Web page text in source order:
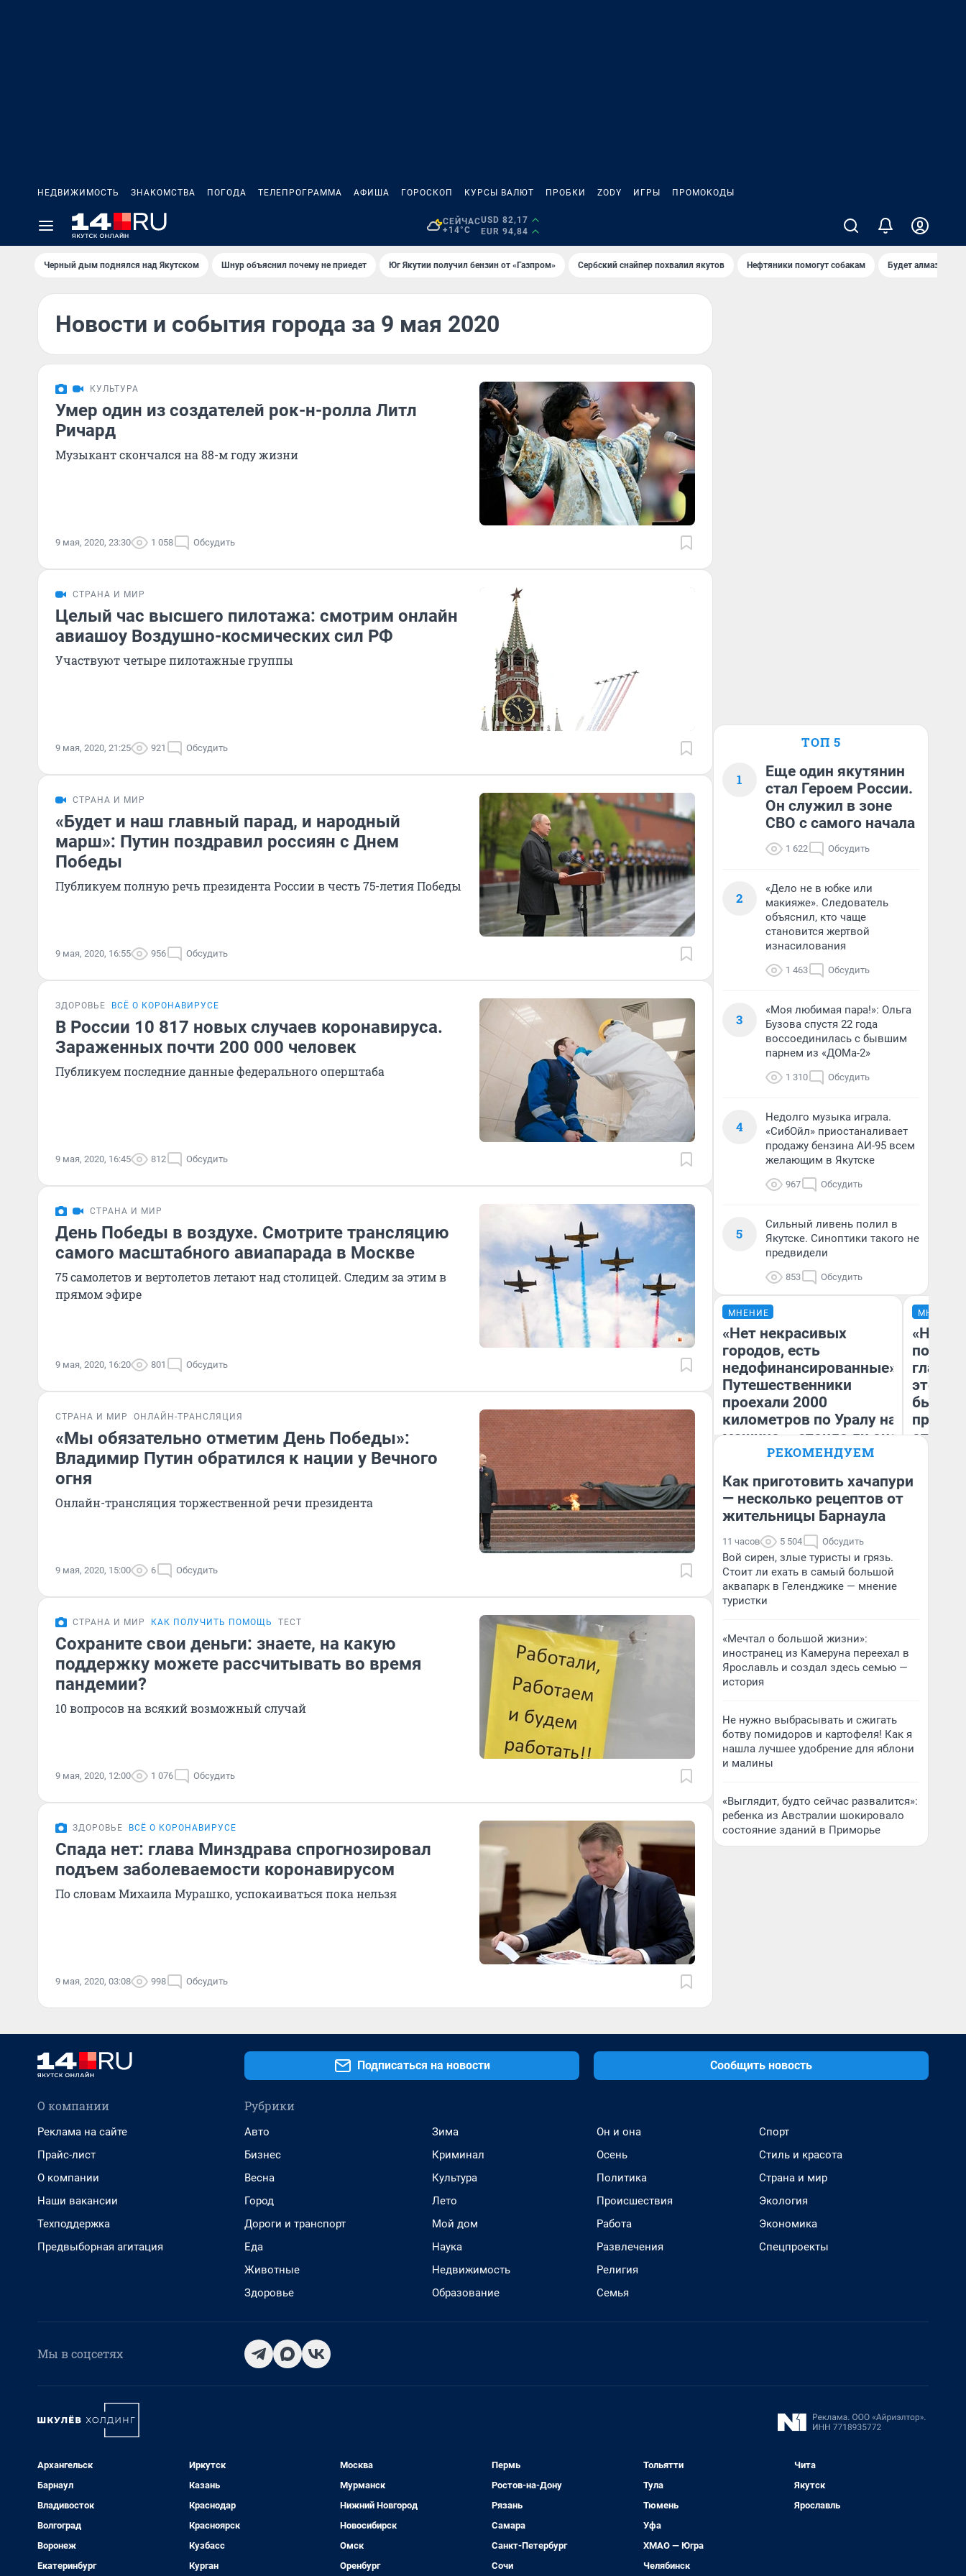
НЕДВИЖИМОСТЬ ЗНАКОМСТВА ПОГОДА ТЕЛЕПРОГРАММА АФИША ГОРОСКОП КУРСЫ ВАЛЮТ ПРОБКИ ZODY ИГРЫ ПРОМОКОДЫ
СЕЙЧАС
+14°C
USD 82,17
EUR 94,84
Черный дым поднялся над Якутском Шнур объяснил почему не приедет Юг Якутии получил бензин от «Газпром» Сербский снайпер похвалил якутов Нефтяники помогут собакам Будет алмазный
Новости и события города за 9 мая 2020
КУЛЬТУРА
Умер один из создателей рок-н-ролла Литл
Ричард
Музыкант скончался на 88-м году жизни
9 мая, 2020, 23:30 1 058 Обсудить
СТРАНА И МИР
Целый час высшего пилотажа: смотрим онлайн
авиашоу Воздушно-космических сил РФ
Участвуют четыре пилотажные группы
9 мая, 2020, 21:25 921 Обсудить
СТРАНА И МИР
«Будет и наш главный парад, и народный
марш»: Путин поздравил россиян с Днем
Победы
Публикуем полную речь президента России в честь 75-летия Победы
9 мая, 2020, 16:55 956 Обсудить
ЗДОРОВЬЕ ВСЁ О КОРОНАВИРУСЕ
В России 10 817 новых случаев коронавируса.
Зараженных почти 200 000 человек
Публикуем последние данные федерального оперштаба
9 мая, 2020, 16:45 812 Обсудить
СТРАНА И МИР
День Победы в воздухе. Смотрите трансляцию
самого масштабного авиапарада в Москве
75 самолетов и вертолетов летают над столицей. Следим за этим в
прямом эфире
9 мая, 2020, 16:20 801 Обсудить
СТРАНА И МИР ОНЛАЙН-ТРАНСЛЯЦИЯ
«Мы обязательно отметим День Победы»:
Владимир Путин обратился к нации у Вечного
огня
Онлайн-трансляция торжественной речи президента
9 мая, 2020, 15:00 6 Обсудить
СТРАНА И МИР КАК ПОЛУЧИТЬ ПОМОЩЬ ТЕСТ
Сохраните свои деньги: знаете, на какую
поддержку можете рассчитывать во время
пандемии?
10 вопросов на всякий возможный случай
9 мая, 2020, 12:00 1 076 Обсудить
ЗДОРОВЬЕ ВСЁ О КОРОНАВИРУСЕ
Спада нет: глава Минздрава спрогнозировал
подъем заболеваемости коронавирусом
По словам Михаила Мурашко, успокаиваться пока нельзя
9 мая, 2020, 03:08 998 Обсудить
ТОП 5
1
Еще один якутянин
стал Героем России.
Он служил в зоне
СВО с самого начала
1 622 Обсудить
2
«Дело не в юбке или
макияже». Следователь
объяснил, кто чаще
становится жертвой
изнасилования
1 463 Обсудить
3
«Моя любимая пара!»: Ольга
Бузова спустя 22 года
воссоединилась с бывшим
парнем из «ДОМа-2»
1 310 Обсудить
4
Недолго музыка играла.
«СибОйл» приостаналивает
продажу бензина АИ-95 всем
желающим в Якутске
967 Обсудить
5
Сильный ливень полил в
Якутске. Синоптики такого не
предвидели
853 Обсудить
МНЕНИЕ
«Нет некрасивых
городов, есть
недофинансированные».
Путешественники
проехали 2000
километров по Уралу на
машине — стоило ли оно
Екатерина Литкевич
МНЕНИЕ
этого
бьет
отзыв
РЕКОМЕНДУЕМ
Как приготовить хачапури
— несколько рецептов от
жительницы Барнаула
11 часов 5 504 Обсудить
Вой сирен, злые туристы и грязь.
Стоит ли ехать в самый большой
аквапарк в Геленджике — мнение
туристки
«Мечтал о большой жизни»:
иностранец из Камеруна переехал в
Ярославль и создал здесь семью —
история
Не нужно выбрасывать и сжигать
ботву помидоров и картофеля! Как я
нашла лучшее удобрение для яблони
и малины
«Выглядит, будто сейчас развалится»:
ребенка из Австралии шокировало
состояние зданий в Приморье
Подписаться на новости Сообщить новость
О компании
Реклама на сайте
Прайс-лист
О компании
Наши вакансии
Техподдержка
Предвыборная агитация
Рубрики
Авто
Бизнес
Весна
Город
Дороги и транспорт
Еда
Животные
Здоровье
Зима
Криминал
Культура
Лето
Мой дом
Наука
Недвижимость
Образование
Он и она
Осень
Политика
Происшествия
Работа
Развлечения
Религия
Семья
Спорт
Стиль и красота
Страна и мир
Экология
Экономика
Спецпроекты
Мы в соцсетях
Архангельск
Барнаул
Владивосток
Волгоград
Воронеж
Екатеринбург
Иркутск
Казань
Краснодар
Красноярск
Кузбасс
Курган
Москва
Мурманск
Нижний Новгород
Новосибирск
Омск
Оренбург
Пермь
Ростов-на-Дону
Рязань
Самара
Санкт-Петербург
Сочи
Тольятти
Тула
Тюмень
Уфа
ХМАО — Югра
Челябинск
Чита
Якутск
Ярославль